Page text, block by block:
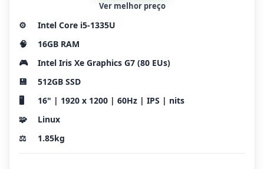
Ver melhor preço
⚙️
Intel Core i5-1335U
🧠
16GB RAM
🎮
Intel Iris Xe Graphics G7 (80 EUs)
💾
512GB SSD
🖥️
16" | 1920 x 1200 | 60Hz | IPS | nits
🧩
Linux
⚖️
1.85kg